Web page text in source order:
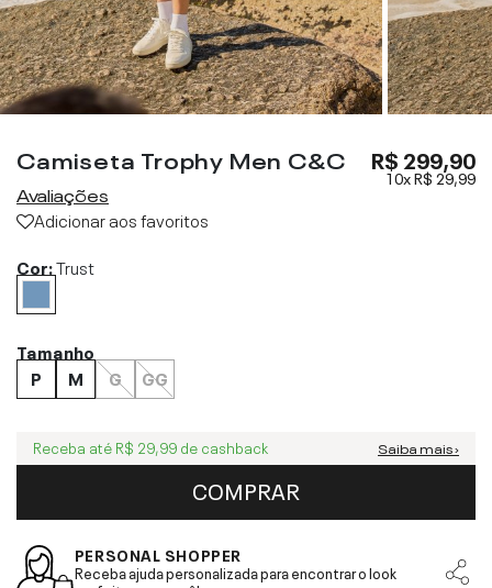
Camiseta Trophy Men C&C
Avaliações
Adicionar aos favoritos
R$ 299,90
10xR$ 29,99
Cor:Trust
Tamanho
P
M G GG
Receba até R$ 29,99 de cashback Saiba mais ›
COMPRAR
PERSONAL SHOPPER
Receba ajuda personalizada para encontrar o look